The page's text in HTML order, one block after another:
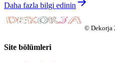
Daha fazla bilgi edinin
© Dekorja
Site bölümleri